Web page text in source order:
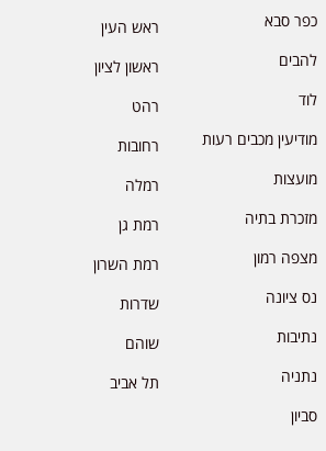
כפר סבא
להבים
לוד
מודיעין מכבים רעות
מועצות
מזכרת בתיה
מצפה רמון
נס ציונה
נתיבות
נתניה
סביון
ראש העין
ראשון לציון
רהט
רחובות
רמלה
רמת גן
רמת השרון
שדרות
שוהם
תל אביב